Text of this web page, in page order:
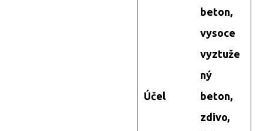
Účel
beton,
vysoce
vyztuže
ný
beton,
zdivo,